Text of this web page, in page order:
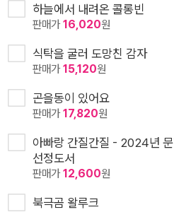
하늘에서 내려온 콜롱빈
판매가16,020원
식탁을 굴러 도망친 감자
판매가15,120원
곤을동이 있어요
판매가17,820원
아빠랑 간질간질 - 2024년
선정도서
판매가12,600원
북극곰 왈루크